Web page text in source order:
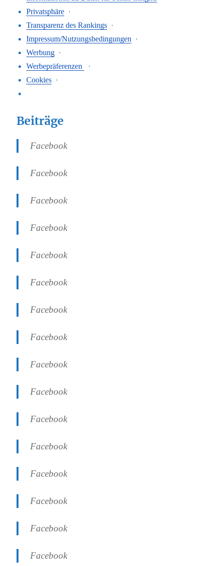
Privatsphäre ·
Transparenz des Rankings ·
Impressum/Nutzungsbedingungen ·
Werbung ·
Werbepräferenzen
·
Cookies ·
Beiträge
Facebook
Facebook
Facebook
Facebook
Facebook
Facebook
Facebook
Facebook
Facebook
Facebook
Facebook
Facebook
Facebook
Facebook
Facebook
Facebook